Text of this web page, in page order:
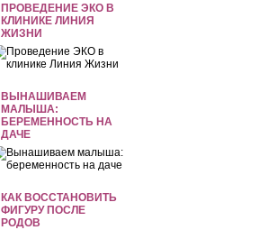
ПРОВЕДЕНИЕ ЭКО В
КЛИНИКЕ ЛИНИЯ
ЖИЗНИ
ВЫНАШИВАЕМ
МАЛЫША:
БЕРЕМЕННОСТЬ НА
ДАЧЕ
КАК ВОССТАНОВИТЬ
ФИГУРУ ПОСЛЕ
РОДОВ